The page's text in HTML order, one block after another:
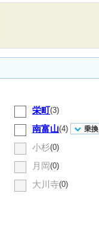
栄町(3)
南富山(4) 乗換
小杉(0)
月岡(0)
大川寺(0)